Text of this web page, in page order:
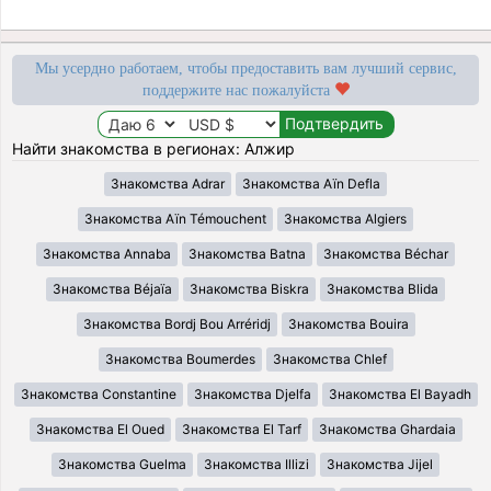
Мы усердно работаем, чтобы предоставить вам лучший сервис,
поддержите нас пожалуйста
Найти знакомства в регионах: Алжир
Знакомства Adrar Знакомства Aïn Defla
Знакомства Aïn Témouchent Знакомства Algiers
Знакомства Annaba Знакомства Batna Знакомства Béchar
Знакомства Béjaïa Знакомства Biskra Знакомства Blida
Знакомства Bordj Bou Arréridj Знакомства Bouira
Знакомства Boumerdes Знакомства Chlef
Знакомства Constantine Знакомства Djelfa Знакомства El Bayadh
Знакомства El Oued Знакомства El Tarf Знакомства Ghardaia
Знакомства Guelma Знакомства Illizi Знакомства Jijel